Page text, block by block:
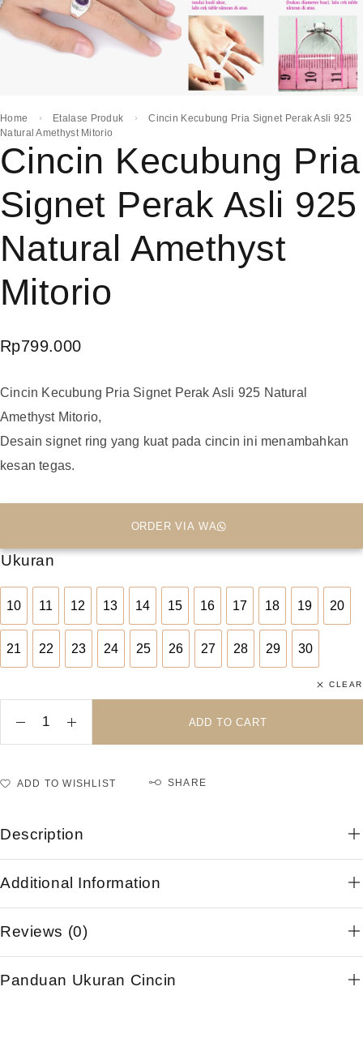
Home Etalase Produk
Cincin Kecubung Pria Signet Perak Asli 925
Natural Amethyst Mitorio
Cincin Kecubung Pria
Signet Perak Asli 925
Natural Amethyst
Mitorio
Rp799.000
Cincin Kecubung Pria Signet Perak Asli 925 Natural
Amethyst Mitorio,
Desain signet ring yang kuat pada cincin ini menambahkan
kesan tegas.
ORDER VIA WA
Ukuran
10
10
11
11
12
12
13
13
14
14
15
15
16
16
17
17
18
18
19
19
20
20
21
21
22
22
23
23
24
24
25
25
26
26
27
27
28
28
29
29
30
30
CLEAR
ADD TO CART
ADD TO WISHLIST SHARE
Description
Additional Information
Reviews (0)
Panduan Ukuran Cincin